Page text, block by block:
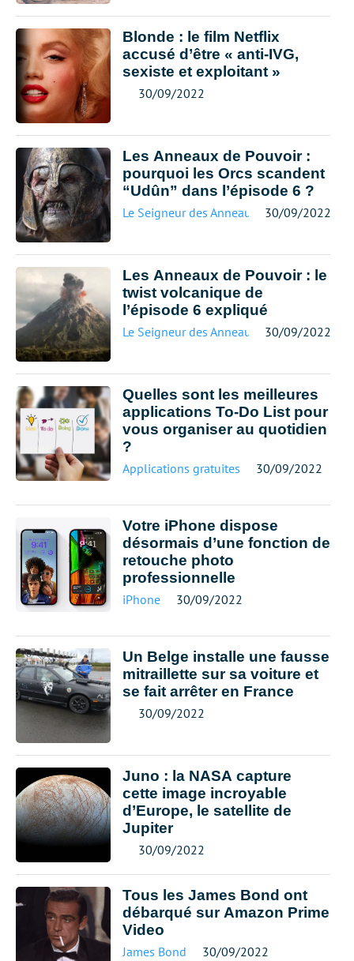
Blonde : le film Netflix
accusé d’être « anti-IVG,
sexiste et exploitant »
30/09/2022
Les Anneaux de Pouvoir :
pourquoi les Orcs scandent
“Udûn” dans l’épisode 6 ?
Le Seigneur des Anneaux 30/09/2022
Les Anneaux de Pouvoir : le
twist volcanique de
l’épisode 6 expliqué
Le Seigneur des Anneaux 30/09/2022
Quelles sont les meilleures
applications To-Do List pour
vous organiser au quotidien
?
Applications gratuites 30/09/2022
Votre iPhone dispose
désormais d’une fonction de
retouche photo
professionnelle
iPhone 30/09/2022
Un Belge installe une fausse
mitraillette sur sa voiture et
se fait arrêter en France
30/09/2022
Juno : la NASA capture
cette image incroyable
d’Europe, le satellite de
Jupiter
30/09/2022
Tous les James Bond ont
débarqué sur Amazon Prime
Video
James Bond 30/09/2022